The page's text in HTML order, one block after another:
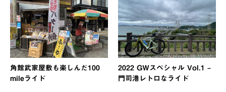
角館武家屋敷も楽しんだ100
mileライド
2022 GWスペシャル Vol.1 –
門司港レトロなライド